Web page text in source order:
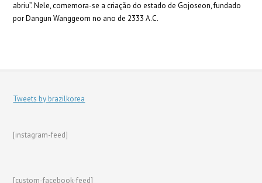
abriu”. Nele, comemora-se a criação do estado de Gojoseon, fundado
por Dangun Wanggeom no ano de 2333 A.C.
Tweets by brazilkorea
[instagram-feed]
[custom-facebook-feed]